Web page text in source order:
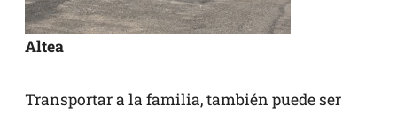
Altea
Transportar a la familia, también puede ser